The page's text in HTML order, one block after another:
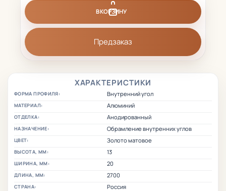
ХАРАКТЕРИСТИКИ
ФОРМА ПРОФИЛЯ: Внутренний угол
МАТЕРИАЛ: Алюминий
ОТДЕЛКА: Анодированный
НАЗНАЧЕНИЕ: Обрамление внутренних углов
ЦВЕТ: Золото матовое
ВЫСОТА, ММ: 13
ШИРИНА, ММ: 20
ДЛИНА, ММ: 2700
СТРАНА:
Россия
В КОРЗИНУ
Предзаказ